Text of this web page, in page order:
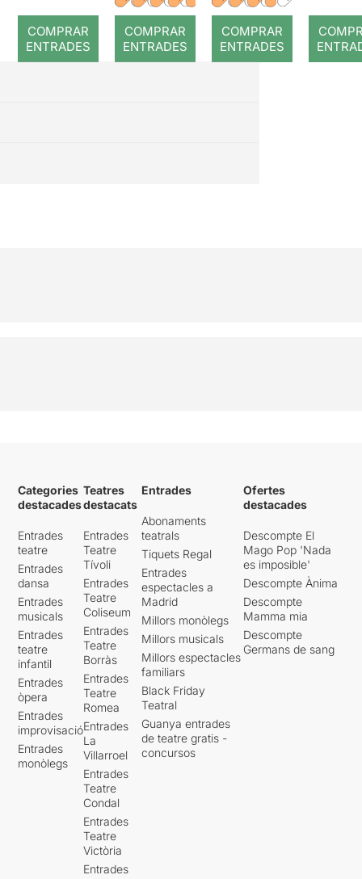
COMPRAR
ENTRADES
nom
COMPRAR
ENTRADES
Years
Away
COMPRAR
ENTRADES
Categories
destacades
Entrades
teatre
Entrades
dansa
Entrades
musicals
Entrades
teatre
infantil
Entrades
òpera
Entrades
improvisació
Entrades
monòlegs
Teatres
destacats
Entrades
Teatre
Tívoli
Entrades
Teatre
Coliseum
Entrades
Teatre
Borràs
Entrades
Teatre
Romea
Entrades
La
Villarroel
Entrades
Teatre
Condal
Entrades
Teatre
Victòria
Entrades
Entrades
Abonaments
teatrals
Tiquets Regal
Entrades
espectacles a
Madrid
Millors monòlegs
Millors musicals
Millors espectacles
familiars
Black Friday
Teatral
Guanya entrades
de teatre gratis -
concursos
Ofertes
destacades
Descompte El
Mago Pop 'Nada
es imposible'
Descompte Ànima
Descompte
Mamma mia
Descompte
Germans de sang